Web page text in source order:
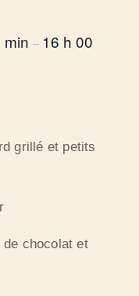
min – 16 h 00
grillé et petits
de chocolat et